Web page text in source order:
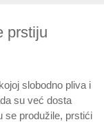
prstiju
slobodno pliva i
su već dosta
se produžile, prstići